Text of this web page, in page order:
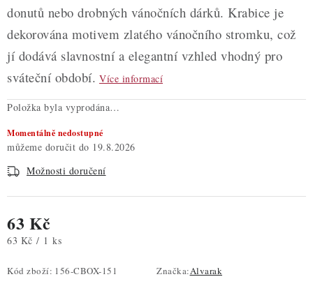
donutů nebo drobných vánočních dárků. Krabice je
dekorována motivem zlatého vánočního stromku, což
jí dodává slavnostní a elegantní vzhled vhodný pro
sváteční období. Více informací
Položka byla vyprodána…
Momentálně nedostupné
19.8.2026
Možnosti doručení
63 Kč
Měrná cena:
63 Kč / 1 ks
Kód zboží: 156-CBOX-151 Značka:Alvarak